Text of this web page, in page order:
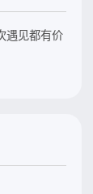
遇见都有价